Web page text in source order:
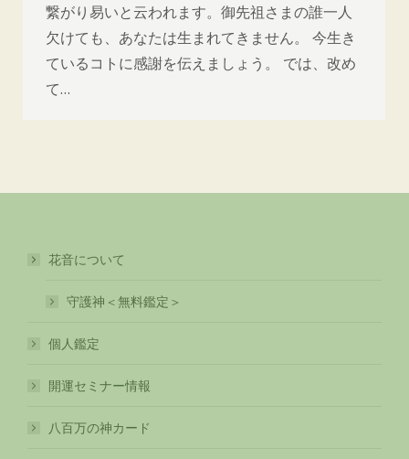
繋がり易いと云われます。御先祖さまの誰一人
欠けても、あなたは生まれてきません。 今生き
ているコトに感謝を伝えましょう。 では、改め
て…
花音について
守護神＜無料鑑定＞
個人鑑定
開運セミナー情報
八百万の神カード